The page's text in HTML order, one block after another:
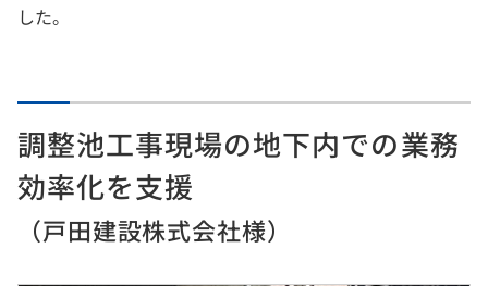
した。
調整池工事現場の地下内での業務
効率化を支援
（戸田建設株式会社様）